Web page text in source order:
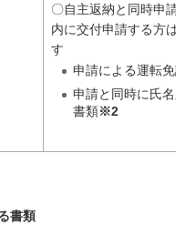
〇自主返納と同時申請
内に交付申請する方は
す
申請による運転免
申請と同時に氏名
書類※2
書類